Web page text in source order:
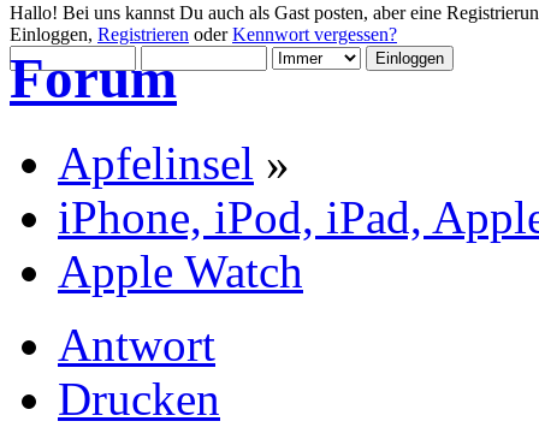
Hallo! Bei uns kannst Du auch als Gast posten, aber eine
Einloggen, Registrieren oderKennwort vergessen?
Forum
Apfelinsel »
iPhone, iPod, iPad,
Apple Watch
Antwort
Drucken